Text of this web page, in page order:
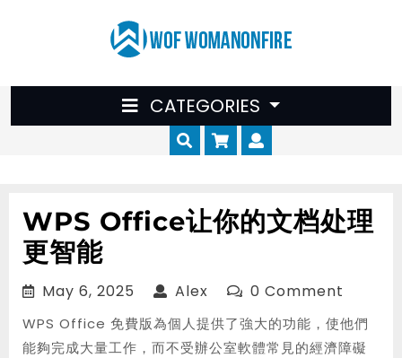
CATEGORIES
Cart
WPS Office让你的文档处理
更智能
May 6, 2025 May
2025
Alex Alex 0 Comment
WPS Office 免費版為個人提供了強大的功能，使他們
能夠完成大量工作，而不受辦公室軟體常見的經濟障礙